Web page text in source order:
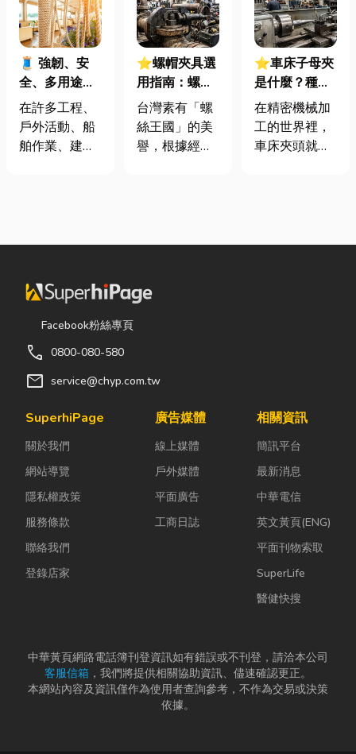
🧵 強韌、安
全、多用途！
從繩索到安全
網的全方位防
護應用指南
在許多工程、
戶外活動、船
舶作業、建築
網」其實都是
被忽略的設
備。很多人以
為繩子只是拿
其實在專業領
域中，繩索不
關係到安全、
質。一條好的
繩索，必須具
備高強...
⭐螺帽夾具選
用指南：螺母
挾具頻繁耗
損？3大關鍵
提升扣件成型
台灣素有「螺
絲王國」的美
譽，根據經濟
額高達 42.1
731816）產
戶對扣件精度
日益嚴苛的趨
型機中的關...
⭐車床子母夾
是什麼？種
類、規格挑選
與台灣採購推
薦完整指南
在精密機械加
工的世界裡，
車床夾頭就像
的工件。然
這時，車床子
雙手能快速更
換「專屬工
具」的...
Facebook粉絲專頁
call 0800-080-580
mail service@chyp.com.tw
SuperhiPage
關於我們
網站導覽
隱私權政策
服務條款
聯絡我們
登錄店家
廣告媒體
線上媒體
戶外媒體
平面廣告
工商日誌
相關資訊
簡訊平台
最新消息
中華電信
英文黃頁(ENG)
平面刊物索取
SuperLife
醫健快搜
中華黃頁網路電話簿刊登資訊如有錯誤或不刊登，請洽本公司
客服信箱 ，我們將提供相關協助資訊、儘速確認更正。
本網站內容及資訊僅作為使用者查詢參考，不作為交易或決策
依據。